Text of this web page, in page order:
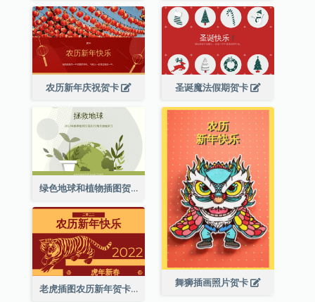
农历新年庆祝贺卡 圣诞魔法假期贺卡
绿色地球和植物插图贺卡
舞狮插画照片贺卡
老虎插图农历新年贺卡